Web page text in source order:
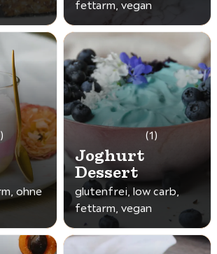
fettarm, vegan
ohne
(1)
Joghurt
Dessert
glutenfrei, low carb,
fettarm, vegan